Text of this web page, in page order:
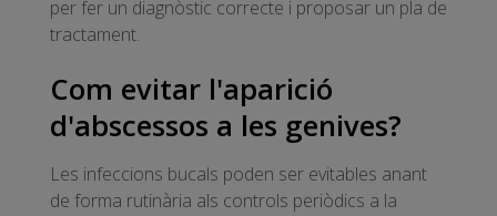
per fer un diagnòstic correcte i proposar un pla de
tractament.
Com evitar l'aparició
d'abscessos a les genives?
Les infeccions bucals poden ser evitables anant
de forma rutinària als controls periòdics a la